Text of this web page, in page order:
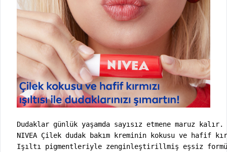
Dudaklar günlük yaşamda sayısız etmene maruz
NIVEA Çilek dudak bakım kreminin kokusu ve hafif
Işıltı pigmentleriyle zenginleştirillmiş eşsiz